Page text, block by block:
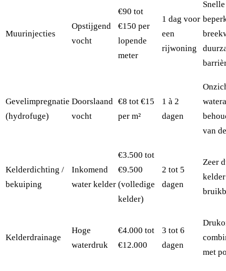
Muurinjecties
Opstijgend
vocht
€90 tot
€150 per
lopende
meter
1 dag voor
een
rijwoning
Gevelimpregnatie
(hydrofuge)
Doorslaand
vocht
€8 tot €15
per m²
1 à 2
dagen
van
Kelderdichting /
bekuiping
Inkomend
water kelder
€3.500 tot
€9.500
(volledige
kelder)
2 tot 5
dagen
Zeer
Kelderdrainage
Hoge
waterdruk
€4.000 tot
€12.000
3 tot 6
dagen
met